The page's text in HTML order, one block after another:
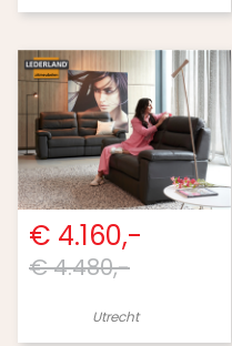
€ 4.160,-
€ 4.480,-
Utrecht